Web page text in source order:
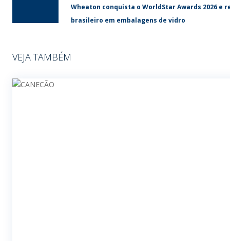
Wheaton conquista o WorldStar Awards 2026 e
brasileiro em embalagens de vidro
VEJA TAMBÉM